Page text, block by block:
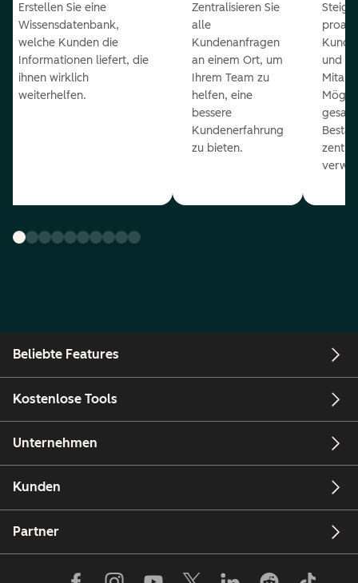
Erstellen Sie eine
Wissensdatenbank,
welche Kunden die
Informationen liefert, die
ihnen wirklich
weiterhelfen.
Zentralisieren Sie
alle
Kundenanfragen
an einem Ort, um
Ihrem Team zu
helfen, eine
bessere
Kundenerfahrung
zu bieten.
und
Beliebte Features
Kostenlose Tools
Unternehmen
Kunden
Partner